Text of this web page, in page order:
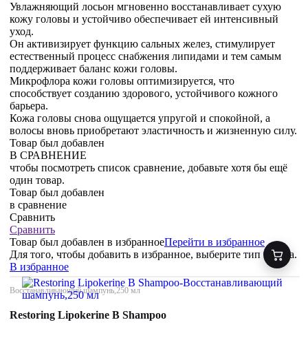
Увлажняющий лосьон мгновенно восстанавливает сухую
кожу головы и устойчиво обеспечивает ей интенсивный
уход.
Он активизирует функцию сальных желез, стимулирует
естественный процесс снабжения липидами и тем самым
поддерживает баланс кожи головы.
Микрофлора кожи головы оптимизируется, что
способствует созданию здорового, устойчивого кожного
барьера.
Кожа головы снова ощущается упругой и спокойной, а
волосы вновь приобретают эластичность и жизненную силу.
Товар был добавлен
В СРАВНЕНИЕ
чтобы посмотреть список сравнение, добавьте хотя бы ещё
один товар.
Товар был добавлен
в сравнение
Сравнить
Сравнить
Товар был добавлен в избранноеПерейти в избранное
Для того, чтобы добавить в избранное, выберите тип товара.
В избранное
Восстанавливающий шампунь,250 мл
Restoring Lipokerine B Shampoo